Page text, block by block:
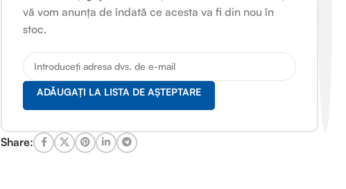
vă vom anunța de îndată ce acesta va fi din nou în
stoc.
ADĂUGAȚI LA LISTA DE AȘTEPTARE
Share: